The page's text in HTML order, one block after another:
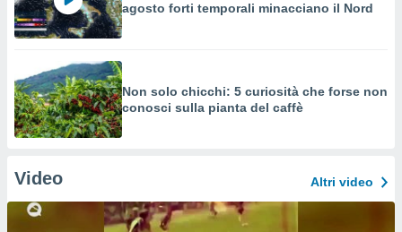
agosto forti temporali minacciano il Nord
Non solo chicchi: 5 curiosità che forse non
conosci sulla pianta del caffè
Video Altri video